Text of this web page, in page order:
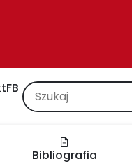
FB
Bibliografia